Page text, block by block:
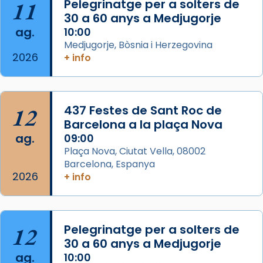
concelebrat el bisbe auxiliar de Barcelona,
Mons. David Abadías.
📸 Dr. G. Simón
Photo
View on Facebook · Share
Arquebisbat de Barcelona
2 weeks ago
Memòria de les santes Juliana i
Semproniana, verges i màrtirs.
Acompanyant la història de sant Cugat, a
partir de l’Edat Mitjana sorgeix la tradició
que les santes Juliana (“relatiu a Júlia”) i
Semproniana (“relatiu a Semprònia =
eterna”) són deixebles seves. I l’any 1667, el
frare Joan Gaspar Roig, afirma en una obra
11
ag.
2026
Pelegrinatge per a solters de
30 a 60 anys a Medjugorje
10:00
Medjugorje, Bòsnia i Herzegovina
+ info
12
ag.
2026
437 Festes de Sant Roc de
Barcelona a la plaça Nova
09:00
Plaça Nova, Ciutat Vella, 08002
Barcelona, Espanya
+ info
12
ag.
Pelegrinatge per a solters de
30 a 60 anys a Medjugorje
10:00